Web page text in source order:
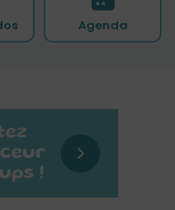
Agenda